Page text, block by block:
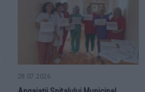
28.07.2026